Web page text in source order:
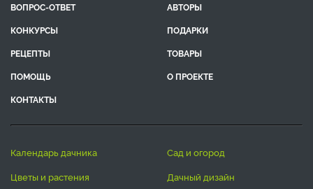
ВОПРОС-ОТВЕТ
АВТОРЫ
КОНКУРСЫ
ПОДАРКИ
РЕЦЕПТЫ
ТОВАРЫ
ПОМОЩЬ
О ПРОЕКТЕ
КОНТАКТЫ
календарь дачника
сад и огород
цветы и растения
дачный дизайн